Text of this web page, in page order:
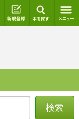
ログイン 新規登録
検索